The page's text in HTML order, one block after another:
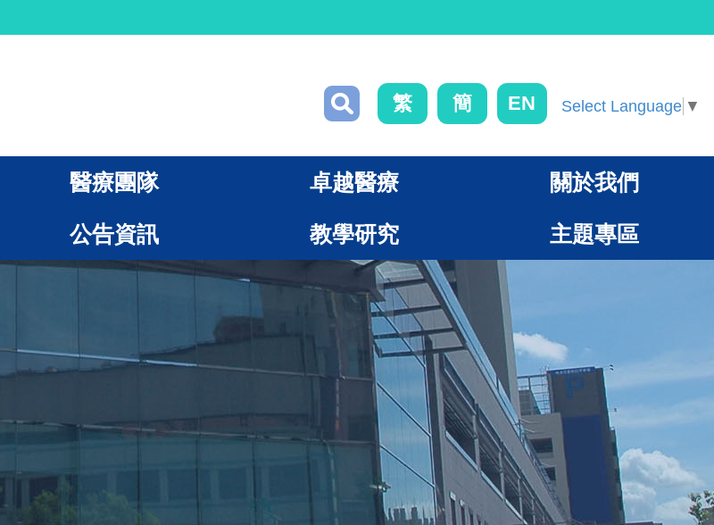
繁 簡 EN Select Language ▼
醫療團隊 卓越醫療 關於我們
公告資訊 教學研究 主題專區